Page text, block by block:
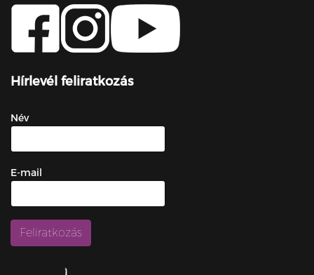
Hírlevél feliratkozás
Név
E-mail